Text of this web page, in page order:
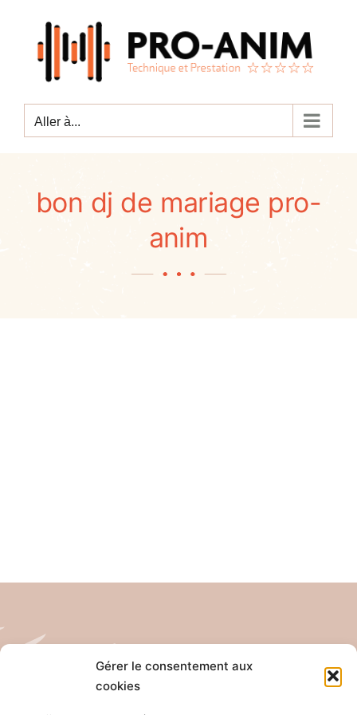
Gérer le consentement aux
cookies
contenu
Aller à...
bon dj de mariage pro-
anim
Tél: 04 26 65 32 19